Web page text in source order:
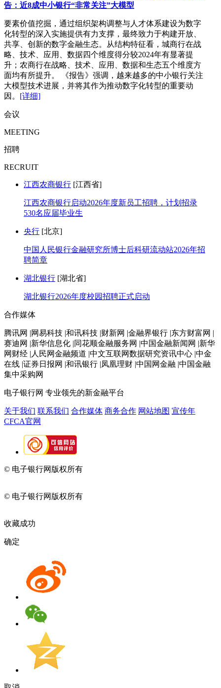
告：近8成中小银行“非常关注”大模型
要素价值挖掘，通过组织架构调整与人才体系建设为数字
化转型的深入实施提供有力支撑，最终致力于构建开放、
共享、创新的数字金融生态。从结构特征看，城商行在战
略、技术、应用、数据四个维度得分较2024年有显著提
升；农商行在战略、技术、应用、数据和生态五个维度方
面均有所提升。 《报告》强调，越来越多的中小银行关注
大模型技术进展，并将其作为推动数字化转型的重要动
因。 [详细]
会议
MEETING
招聘
RECRUIT
江西农商银行 [江西省]
江西农商银行启动2026年度新员工招聘，计划招录
530名应届毕业生
央行 [北京]
中国人民银行金融研究所博士后科研流动站2026年招
聘简章
湖北银行 [湖北省]
湖北银行2026年度校园招聘正式启动
合作媒体
腾讯网 |网易科技 |和讯科技 |财新网 |金融界银行 |东方财富网 |
赛迪网 |新华信息化 |同花顺金融服务网 |中国金融新闻网 |新华
网财经 |人民网金融频道 |中文互联网数据研究资讯中心 |中金
在线 |证券日报网 |和讯银行 |凤凰理财 |中国网金融 |中国金融
集中采购网
电子银行网 专业领先的新金融平台
关于我们 联系我们 合作媒体 商务合作 网站地图 宣传年
CFCA官网
© 电子银行网版权所有
© 电子银行网版权所有
收藏成功
确定